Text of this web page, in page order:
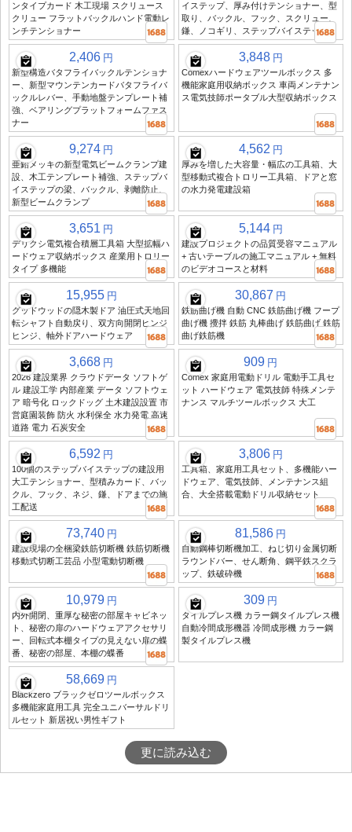
ンタイプカード 木工現場 スクリュース
クリュー フラットバックルハンド電動レ
ンチテンショナー
イステップ、厚み付けテンショナー、型
取り、バックル、フック、スクリュー、
鎌、ノコギリ、ステップバイステップ
2,406 円
新型構造バタフライバックルテンショナ
ー、新型マウンテンカードバタフライバ
ックルレバー、手動地盤テンプレート補
強、ベアリングプラットフォームファス
ナー
3,848 円
Comexハードウェアツールボックス 多
機能家庭用収納ボックス 車両メンテナン
ス電気技師ポータブル大型収納ボックス
9,274 円
亜鉛メッキの新型電気ビームクランプ建
設、木工テンプレート補強、ステップバ
イステップの梁、バックル、剥離防止、
新型ビームクランプ
4,562 円
厚みを増した大容量・幅広の工具箱、大
型移動式複合トロリー工具箱、ドアと窓
の水力発電建設箱
3,651 円
デリクシ電気複合積層工具箱 大型拡幅ハ
ードウェア収納ボックス 産業用トロリー
タイプ 多機能
5,144 円
建設プロジェクトの品質受容マニュアル
+ 古いテーブルの施工マニュアル + 無料
のビデオコースと材料
15,955 円
グッドウッドの隠木製ドア 油圧式天地回
転シャフト自動戻り、双方向開閉ヒンジ
ヒンジ、軸外ドアハードウェア
30,867 円
鉄筋曲げ機 自動 CNC 鉄筋曲げ機 フープ
曲げ機 攪拌 鉄筋 丸棒曲げ 鉄筋曲げ 鉄筋
曲げ鉄筋機
3,668 円
2026 建設業界 クラウドデータ ソフトゲ
ル 建設工学 内部産業 データ ソフトウェ
ア 暗号化 ロックドッグ 土木建設設置 市
営庭園装飾 防火 水利保全 水力発電 高速
道路 電力 石炭安全
909 円
Comex 家庭用電動ドリル 電動手工具セ
ット ハードウェア 電気技師 特殊メンテ
ナンス マルチツールボックス 大工
6,592 円
100個のステップバイステップの建設用
大工テンショナー、型積みカード、バッ
クル、フック、ネジ、鎌、ドアまでの施
工配送
3,806 円
工具箱、家庭用工具セット、多機能ハー
ドウェア、電気技師、メンテナンス組
合、大全搭載電動ドリル収納セット
73,740 円
建設現場の全梱梁鉄筋切断機 鉄筋切断機
移動式切断工芸品 小型電動切断機
81,586 円
自動鋼棒切断機加工、ねじ切り金属切断
ラウンドバー、せん断角、鋼平鉄スクラ
ップ、鉄破砕機
10,979 円
内外開閉、重厚な秘密の部屋キャビネッ
ト、秘密の扉のハードウェアアクセサリ
ー、回転式本棚タイプの見えない扉の蝶
番、秘密の部屋、本棚の蝶番
309 円
タイルプレス機 カラー鋼タイルプレス機
自動冷間成形機器 冷間成形機 カラー鋼
製タイルプレス機
58,669 円
Blackzero ブラックゼロツールボックス
多機能家庭用工具 完全ユニバーサルドリ
ルセット 新居祝い男性ギフト
更に読み込む